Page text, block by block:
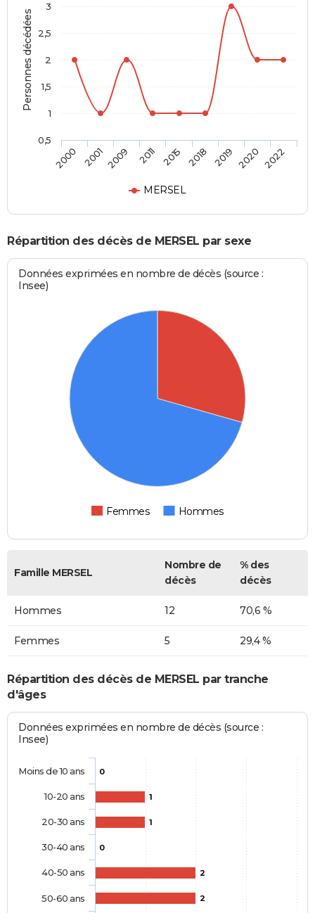
Personnes décédées
MERSEL
2000 20012009 2011 2015 2018 2019 2020 2022
0,5
1
1,5
2
2,5
3
Répartition des décès de MERSEL par sexe
Données exprimées en nombre de décès (source :
Insee)
Femmes Hommes
Famille MERSEL
Nombre de
décès
% des
décès
Hommes 12 70,6 %
Femmes 5 29,4 %
Répartition des décès de MERSEL par tranche
d'âges
Données exprimées en nombre de décès (source :
Insee)
0
1
1
0
2
2
Moins de 10 ans
10-20 ans
20-30 ans
30-40 ans
40-50 ans
50-60 ans